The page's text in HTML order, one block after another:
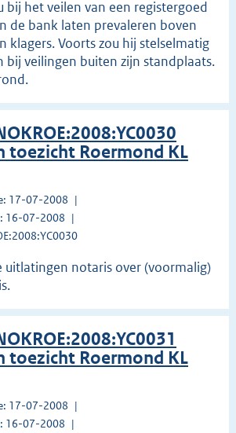
bij het veilen van een registergoed
de bank laten prevaleren boven
klagers. Voorts zou hij stelselmatig
bij veilingen buiten zijn standplaats.
toezicht Roermond KL
17-07-2008
16-07-2008
uitlatingen notaris over (voormalig)
toezicht Roermond KL
17-07-2008
16-07-2008